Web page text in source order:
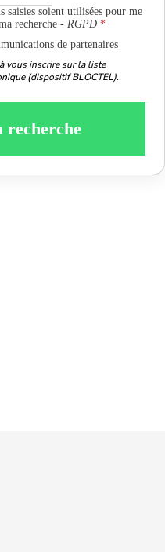
saisies soient utilisées pour me
recherche -RGPD
de partenaires
vous inscrire sur la liste
(dispositif BLOCTEL).
recherche